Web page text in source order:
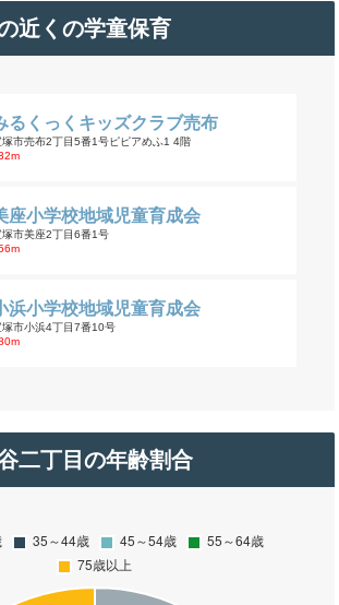
近くの学童保育
るくっくキッズクラブ売布
塚市売布2丁目5番1号ピピアめふ1 4階
座小学校地域児童育成会
塚市美座2丁目6番1号
浜小学校地域児童育成会
塚市小浜4丁目7番10号
二丁目の年齢割合